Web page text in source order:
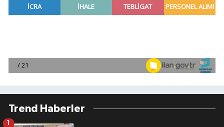
Trend Haberler
1